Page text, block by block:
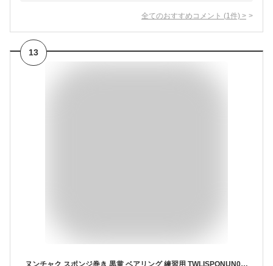
全てのおすすめコメント (1 件) >
13
ヌンチャク スポンジ巻き 黒黄 ベアリング 練習用 TWLISPONUN02 護身 用品 グッズ 用具 セキュリティ 防犯 防護 警棒 スポーツ スポンジ ぬんちゃく 練習 おもちゃ 空手 39ショップ ポイント消化 スーパーセール